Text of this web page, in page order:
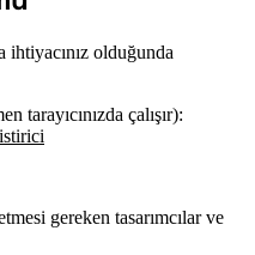
ihtiyacınız olduğunda
tarayıcınızda çalışır):
gereken tasarımcılar ve